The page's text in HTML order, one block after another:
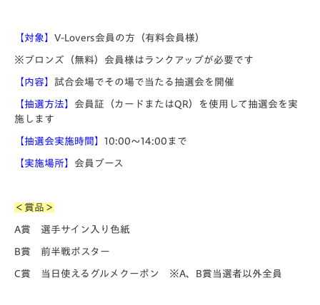
【対象】 V-Lovers会員の方（有料会員様）
※ブロンズ（無料）会員様はランクアップが必要です
【内容】 試合会場でその場で当たる抽選会を開催
【抽選方法】 会員証（カードまたはQR）を使用して抽選会を実
施します
【抽選会実施時間】 10:00～14:00まで
【実施場所】 会員ブース
＜賞品＞
A賞 選手サイン入り色紙
B賞 前半戦ポスター
C賞 当日使えるグルメクーポン ※A、B賞当選者以外全員